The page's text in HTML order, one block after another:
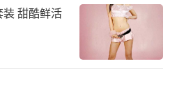
甜酷鲜活